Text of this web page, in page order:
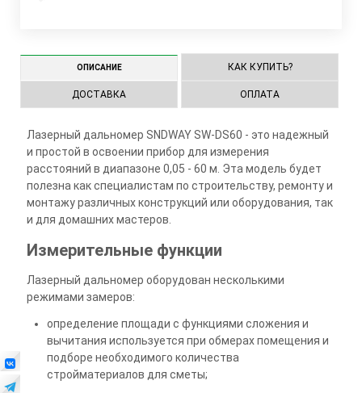
ОПИСАНИЕ КАК КУПИТЬ?
ДОСТАВКА ОПЛАТА
Лазерный дальномер SNDWAY SW-DS60 - это надежный
и простой в освоении прибор для измерения
расстояний в диапазоне 0,05 - 60 м. Эта модель будет
полезна как специалистам по строительству, ремонту и
монтажу различных конструкций или оборудования, так
и для домашних мастеров.
Измерительные функции
Лазерный дальномер оборудован несколькими
режимами замеров:
определение площади с функциями сложения и
вычитания используется при обмерах помещения и
подборе необходимого количества
стройматериалов для сметы;